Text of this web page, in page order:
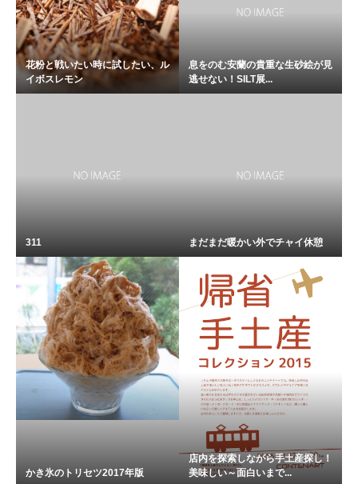
花粉と戦いたい時に試したい、ル
イボスレモン
息をのむ安蘭の貴重な生砂絵が見
逃せない！SILT展...
311 まだまだ暖かい外でチャイ休憩
かき氷のトリセツ2017年版
店内を探索しながら手土産探し！
美味しい～面白いまで...